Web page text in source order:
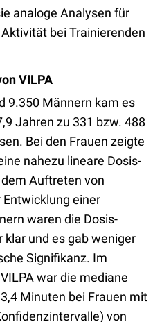
analoge Analysen für
bei Trainierenden
VILPA
9.350 Männern kam es
Jahren zu 331 bzw. 488
Bei den Frauen zeigte
nahezu lineare Dosis-
Auftreten von
einer
waren die Dosis-
klar und es gab weniger
Signifikanz. Im
war die mediane
Minuten bei Frauen mit
von